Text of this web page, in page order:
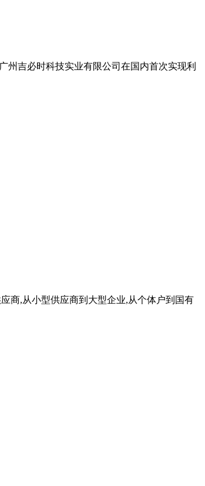
州吉必时科技实业有限公司在国内首次实现利
商,从小型供应商到大型企业,从个体户到国有